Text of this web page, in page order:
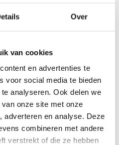
Over
van cookies
en advertenties te
voor social media te bieden
analyseren. Ook delen we
onze site met onze
adverteren en analyse. Deze
combineren met andere
verstrekt of die ze hebben
schoonmaken met een zachte
Gebruik
klaar
Neem contact op met ons